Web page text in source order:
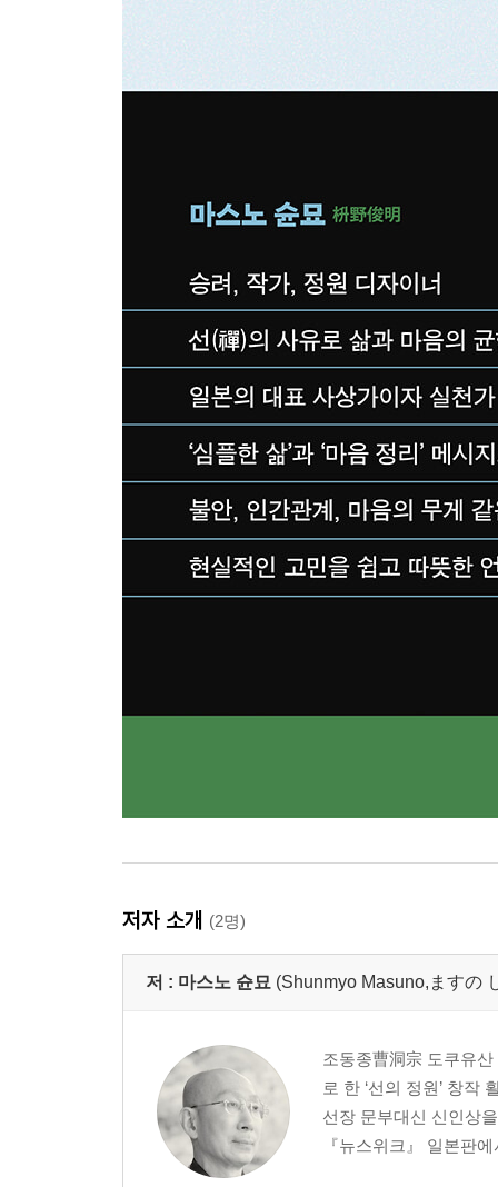
저자 소개 (2명)
저 : 마스노 슌묘 (Shunmyo Masuno,ますの
조동종曹洞宗 도쿠유
로 한 ‘선의 정원’ 창
선장 문부대신 신인상
『뉴스위크』 일본판